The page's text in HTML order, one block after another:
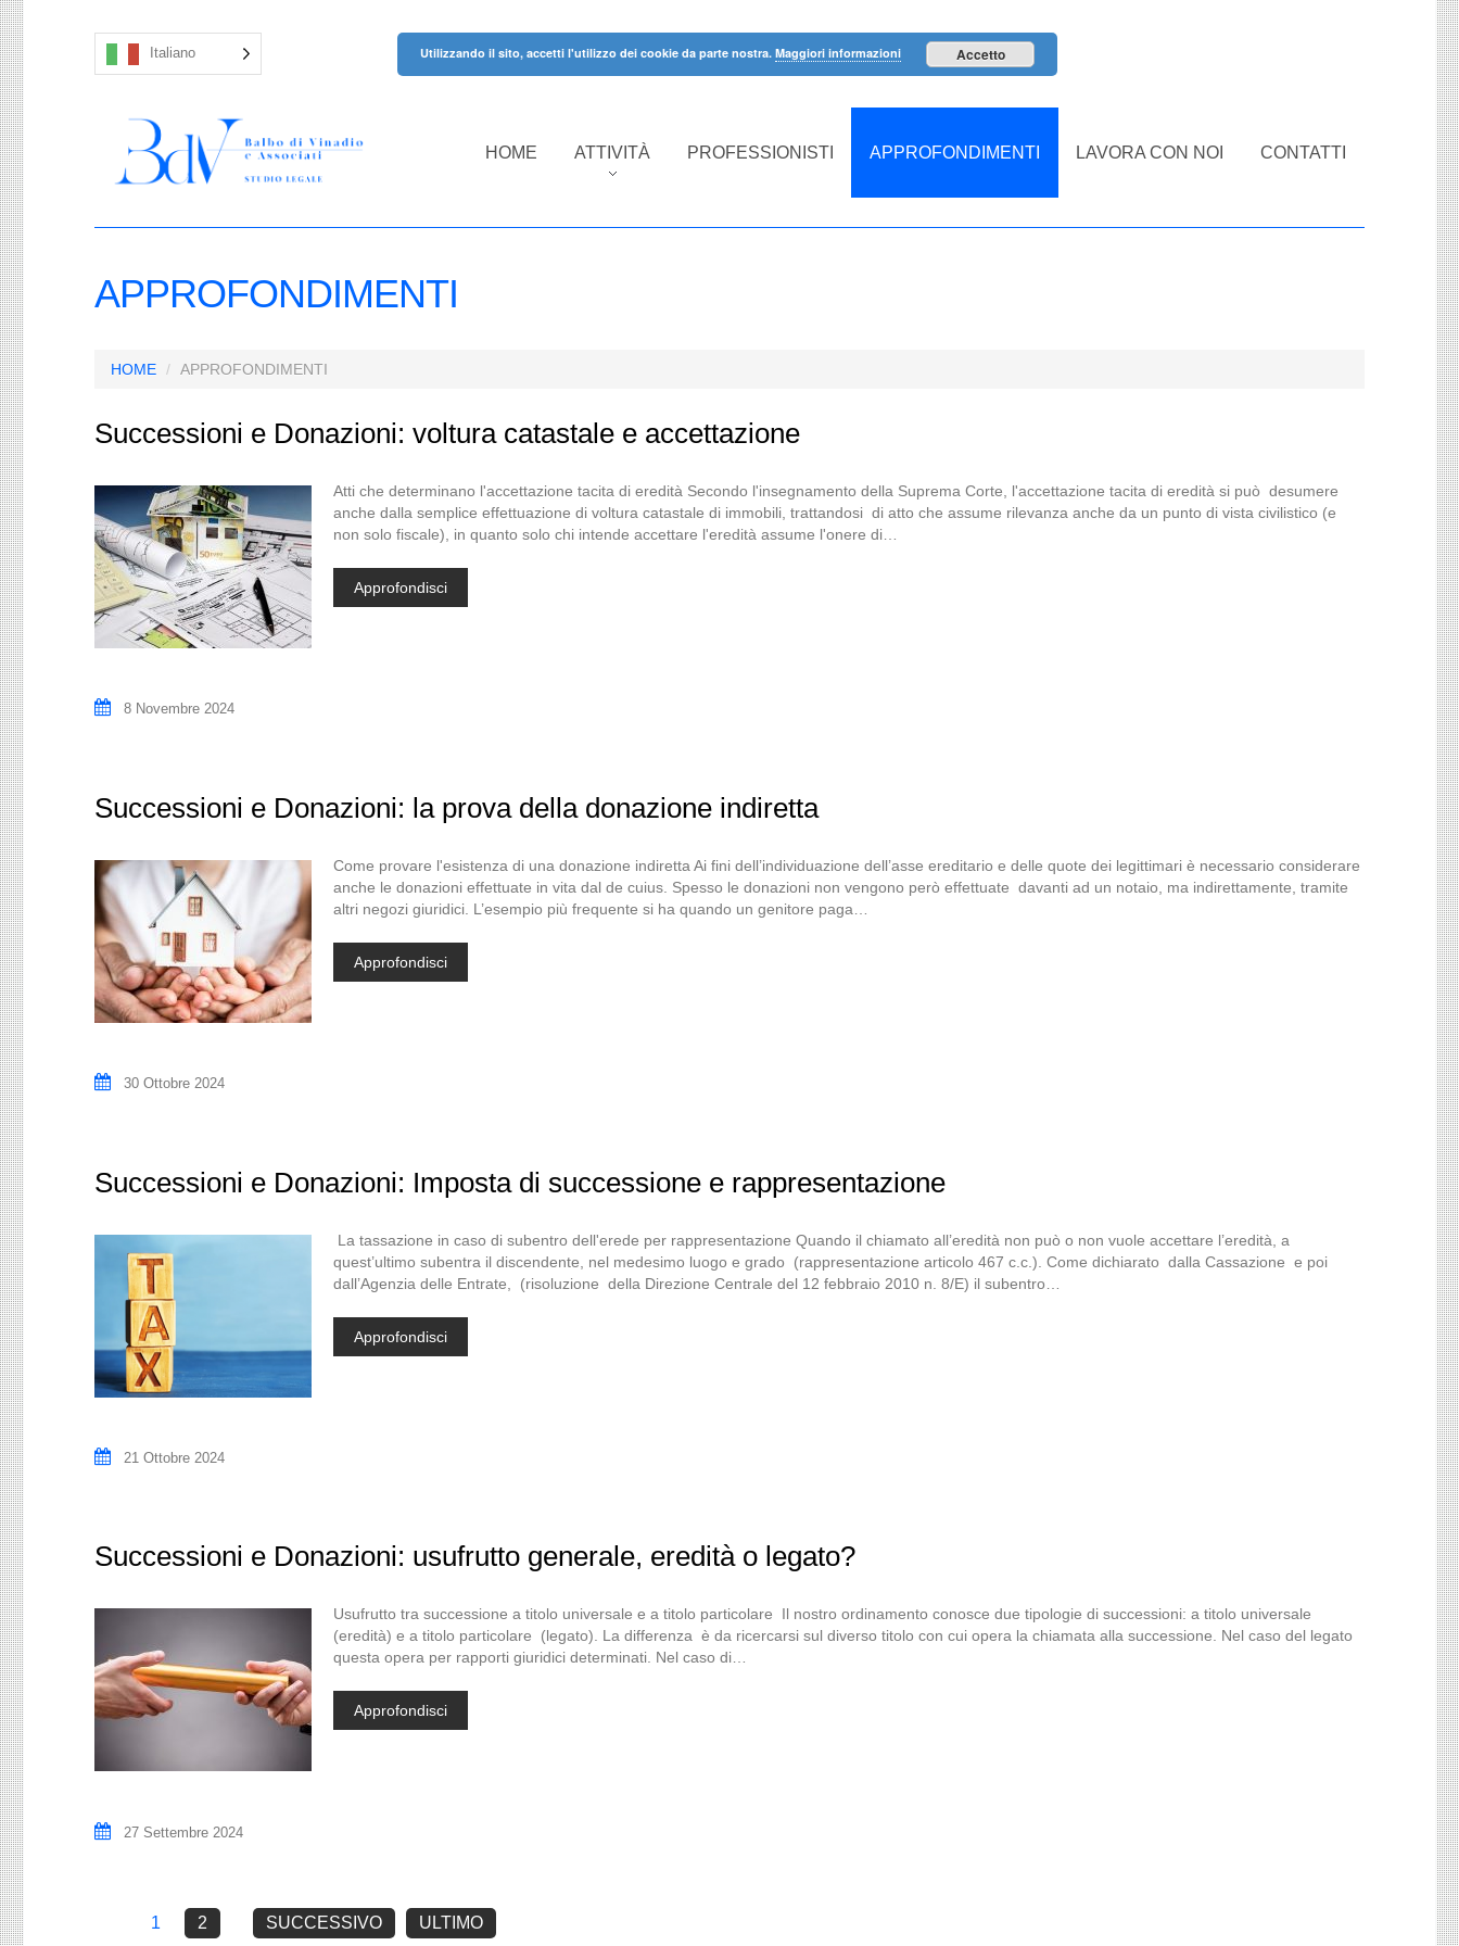
Italiano
HOME ATTIVITÀ PROFESSIONISTI APPROFONDIMENTI LAVORA CON NOI CONTATTI
APPROFONDIMENTI
HOME APPROFONDIMENTI
Successioni e Donazioni: voltura catastale e accettazione
Atti che determinano l'accettazione tacita di eredità Secondo l'insegnamento della Suprema Corte, l'accettazione tacita di eredità si può desumere
anche dalla semplice effettuazione di voltura catastale di immobili, trattandosi di atto che assume rilevanza anche da un punto di vista civilistico (e
non solo fiscale), in quanto solo chi intende accettare l'eredità assume l'onere di…
Approfondisci
8 Novembre 2024
Successioni e Donazioni: la prova della donazione indiretta
Come provare l'esistenza di una donazione indiretta Ai fini dell’individuazione dell’asse ereditario e delle quote dei legittimari è necessario considerare
anche le donazioni effettuate in vita dal de cuius. Spesso le donazioni non vengono però effettuate davanti ad un notaio, ma indirettamente, tramite
altri negozi giuridici. L’esempio più frequente si ha quando un genitore paga…
Approfondisci
30 Ottobre 2024
Successioni e Donazioni: Imposta di successione e rappresentazione
La tassazione in caso di subentro dell'erede per rappresentazione Quando il chiamato all’eredità non può o non vuole accettare l’eredità, a
quest’ultimo subentra il discendente, nel medesimo luogo e grado (rappresentazione articolo 467 c.c.). Come dichiarato dalla Cassazione e poi
dall’Agenzia delle Entrate, (risoluzione della Direzione Centrale del 12 febbraio 2010 n. 8/E) il subentro…
Approfondisci
21 Ottobre 2024
Successioni e Donazioni: usufrutto generale, eredità o legato?
Usufrutto tra successione a titolo universale e a titolo particolare Il nostro ordinamento conosce due tipologie di successioni: a titolo universale
(eredità) e a titolo particolare (legato). La differenza è da ricercarsi sul diverso titolo con cui opera la chiamata alla successione. Nel caso del legato
questa opera per rapporti giuridici determinati. Nel caso di…
Approfondisci
27 Settembre 2024
1 2 SUCCESSIVO ULTIMO
Utilizzando il sito, accetti l'utilizzo dei cookie da parte nostra. Maggiori informazioni Accetto